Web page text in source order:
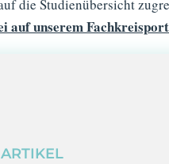
die Studienübersicht
auf unserem